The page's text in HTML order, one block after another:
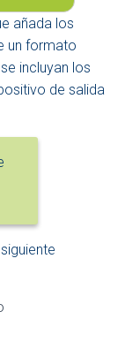
añada los
un formato
incluyan los
de salida